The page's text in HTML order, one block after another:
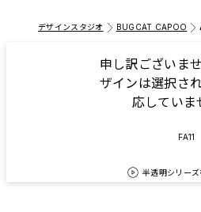
デザインスタジオ BUGCAT CAPOO
申し訳ございま
ザインは選択さ
応していま
FA11
半透明シリー